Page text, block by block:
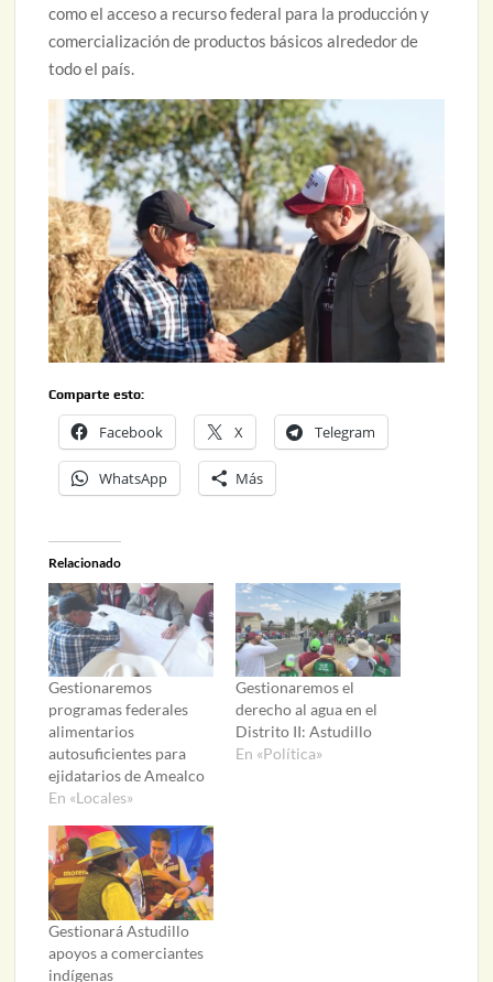
como el acceso a recurso federal para la producción y
comercialización de productos básicos alrededor de
todo el país.
Comparte esto:
Facebook X Telegram
WhatsApp Más
Relacionado
Gestionaremos
programas federales
alimentarios
autosuficientes para
ejidatarios de Amealco
En «Locales»
Gestionaremos el
derecho al agua en el
Distrito II: Astudillo
En «Política»
Gestionará Astudillo
apoyos a comerciantes
indígenas